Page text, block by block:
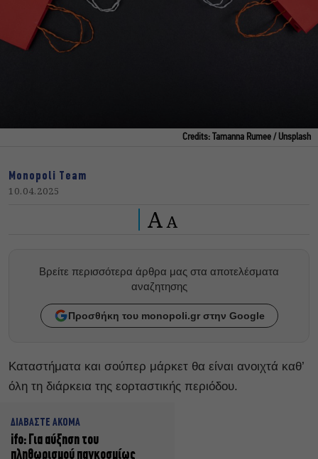
Credits: Tamanna Rumee / Unsplash
Monopoli Team
10.04.2025
A A
Βρείτε περισσότερα άρθρα μας στα αποτελέσματα
αναζητησης
Προσθήκη του monopoli.gr στην Google
Καταστήματα και σούπερ μάρκετ θα είναι ανοιχτά καθ’
όλη τη διάρκεια της εορταστικής περιόδου.
ΔΙΑΒΑΣΤΕ ΑΚΟΜΑ
ifo: Για αύξηση του
πληθωρισμού παγκοσμίως